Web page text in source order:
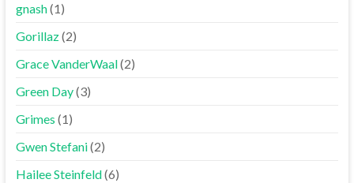
gnash(1)
Gorillaz(2)
Grace VanderWaal(2)
Green Day(3)
Grimes (1)
Gwen Stefani(2)
Hailee Steinfeld(6)